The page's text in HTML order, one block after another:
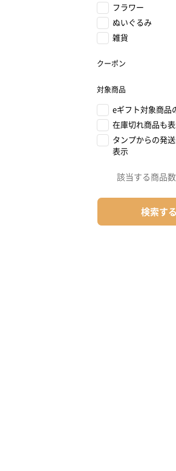
フラワー
ぬいぐるみ
雑貨
クーポン
対象商品
eギフト対象商品
在庫切れ商品も
タンプからの発
表示
該当する商品数
検索する